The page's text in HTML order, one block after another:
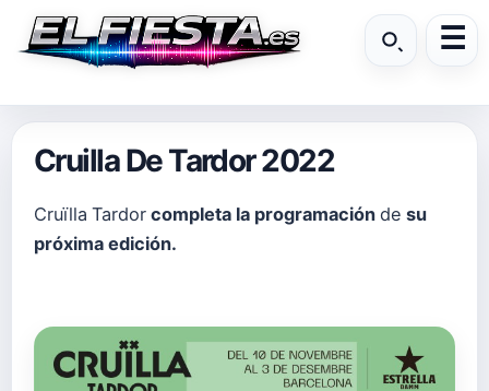
Cruilla De Tardor 2022
Cruïlla Tardor completa la programación de su
próxima edición.